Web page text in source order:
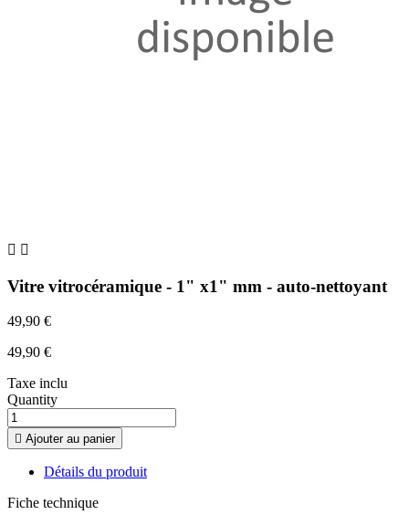
 
Vitre vitrocéramique - 1" x1" mm - auto-nettoyant
49,90 €
49,90 €
Taxe inclu
Quantity
 Ajouter au panier
Détails du produit
Fiche technique